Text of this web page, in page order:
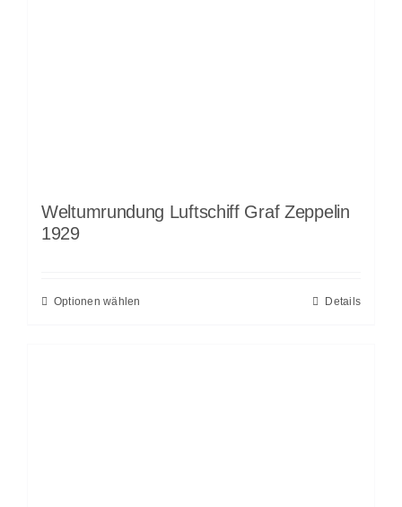
Weltumrundung Luftschiff Graf Zeppelin
1929
Optionen wählen Details